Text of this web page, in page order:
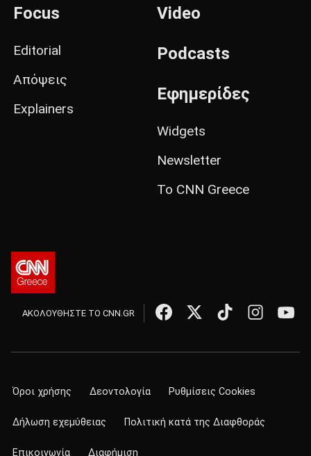
Focus
Editorial
Απόψεις
Explainers
Video
Podcasts
Εφημερίδες
Widgets
Newsletter
Το CNN Greece
ΑΚΟΛΟΥΘΗΣΤΕ ΤΟ CNN.GR
Όροι χρήσης Δεοντολογία Ρυθμίσεις Cookies
Δήλωση εχεμύθειας Πολιτική κατά της Διαφθοράς
Επικοινωνία Διαφήμιση